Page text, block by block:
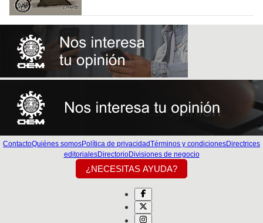
ContactoQuiénes somosPolítica de privacidadTérminos y condicionesDirectrices
editorialesDirectorioDivisiones de negocio
¿NECESITAS AYUDA?